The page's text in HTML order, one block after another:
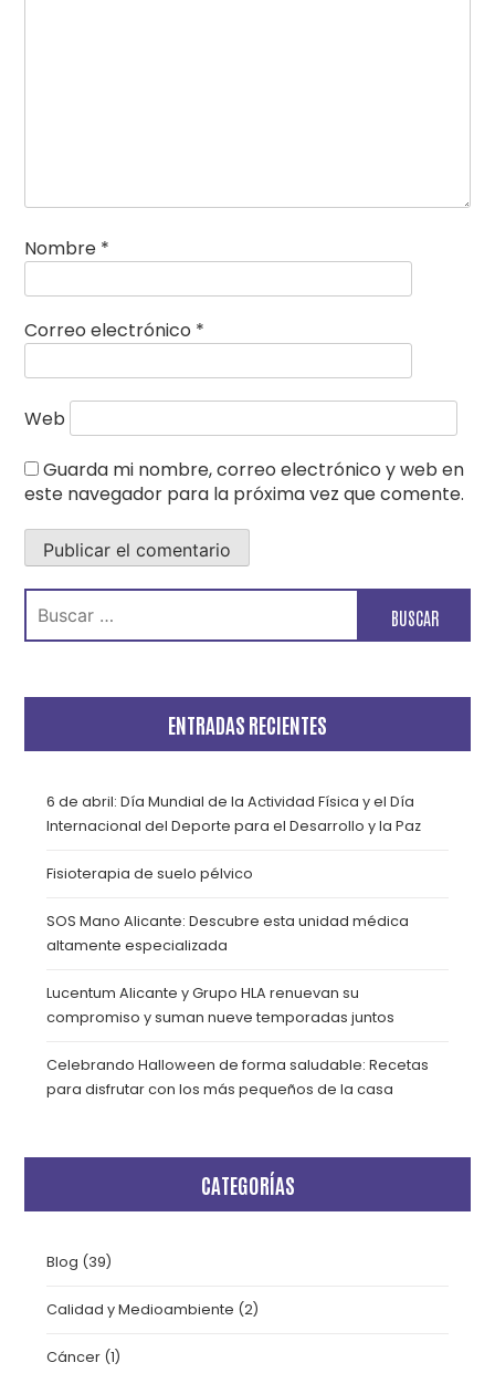
Nombre *
Correo electrónico *
Web
Guarda mi nombre, correo electrónico y web en
este navegador para la próxima vez que comente.
Buscar:
ENTRADAS RECIENTES
6 de abril: Día Mundial de la Actividad Física y el Día
Internacional del Deporte para el Desarrollo y la Paz
Fisioterapia de suelo pélvico
SOS Mano Alicante: Descubre esta unidad médica
altamente especializada
Lucentum Alicante y Grupo HLA renuevan su
compromiso y suman nueve temporadas juntos
Celebrando Halloween de forma saludable: Recetas
para disfrutar con los más pequeños de la casa
CATEGORÍAS
Blog (39)
Calidad y Medioambiente (2)
Cáncer (1)